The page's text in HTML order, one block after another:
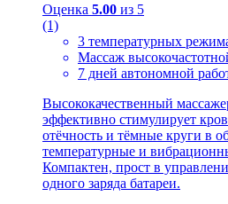
Оценка 5.00 из 5
(1)
3 температурных
Массаж
7 дней автономной
Высококачественный
эффективно стимулирует
отёчность и тёмные круги в
температурные и
Компактен, прост в
одного заряда батареи.